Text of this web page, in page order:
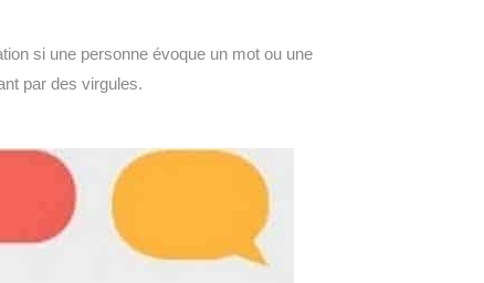
si une personne évoque un mot ou une
par des virgules.